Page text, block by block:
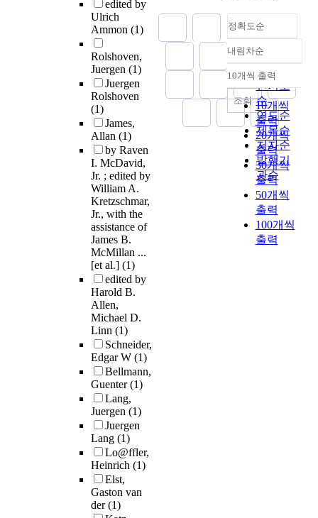
edited by
Ulrich
Ammon (1)
Rolshoven,
Juergen (1)
Juergen
Rolshoven
(1)
James,
Allan (1)
by Raven
I. McDavid,
Jr. ; edited by
William A.
Kretzschmar,
Jr., with the
assistance of
James B.
McMillan ...
[et al.] (1)
edited by
Harold B.
Allen,
Michael D.
Linn (1)
Schneider,
Edgar W (1)
Bellmann,
Guenter(1)
Lang,
Juergen (1)
Juergen
Lang (1)
Lo@ffler,
Heinrich (1)
Elst,
Gaston van
der(1)
정확도순
정확도
순
인기도
순
연도순
제목순
저자순
발행기
관순
내림차순
내림차순
10개씩 출력
10개씩
출력
20개씩
출력
30개씩
출력
50개씩
출력
100개씩
출력
조회